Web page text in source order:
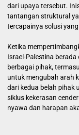
dari upaya tersebut.
tantangan struktural
tercapainya solusi
Ketika
Israel-Palestina
berbagai pihak,
untuk mengubah arah
dari kedua belah pihak
siklus kekerasan
nyawa dan harapan